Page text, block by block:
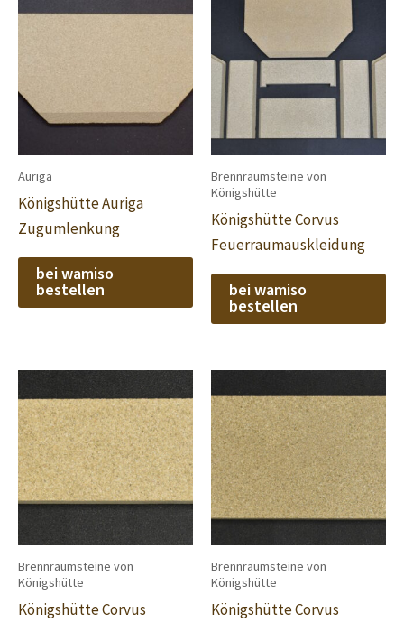
Auriga
Königshütte Auriga
Zugumlenkung
bei wamiso
bestellen
Brennraumsteine von
Königshütte
Königshütte Corvus
Feuerraumauskleidung
bei wamiso
bestellen
Brennraumsteine von
Königshütte
Königshütte Corvus
Brennraumsteine von
Königshütte
Königshütte Corvus